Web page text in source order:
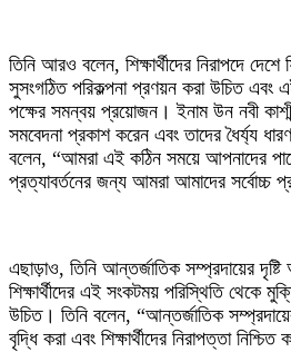
‎তিনি আরও বলেন, শিক্ষার্থীদের নিরাপদে
সুসংগঠিত পরিকল্পনা প্রণয়ন করা উচিত এবং
পক্ষের সমন্বয় প্রয়োজন। ইনাম উন নবী
সমবেদনা প্রকাশ করেন এবং তাদের ধৈর্য্য
বলেন, “আমরা এই কঠিন সময়ে আপনাদের পাশে
প্রত্যাবর্তনের জন্য আমরা আমাদের সর্বোচ্চ
‎এছাড়াও, তিনি আন্তর্জাতিক সম্প্রদায়ের
শিক্ষার্থীদের এই সংকটময় পরিস্থিতি থেকে
উচিত। তিনি বলেন, “আন্তর্জাতিক
বৃদ্ধি করা এবং শিক্ষার্থীদের নিরাপত্তা